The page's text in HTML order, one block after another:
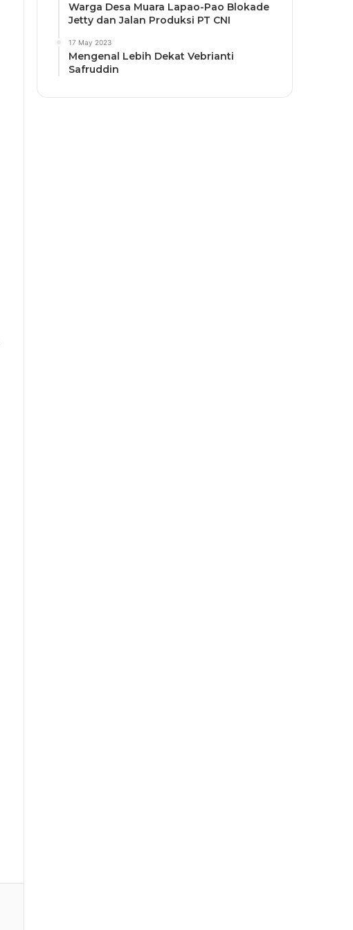
Warga Desa Muara Lapao-Pao Blokade
Jetty dan Jalan Produksi PT CNI
17 May 2023
Mengenal Lebih Dekat Vebrianti
Safruddin